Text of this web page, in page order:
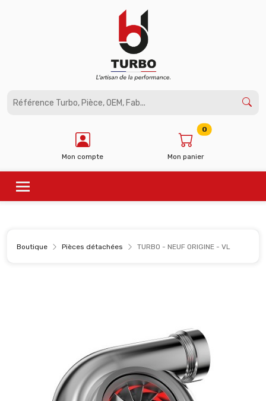
Mon compte Mon panier
0
Boutique Pièces détachées TURBO - NEUF ORIGINE - VL
Panneau de gestion des cookies